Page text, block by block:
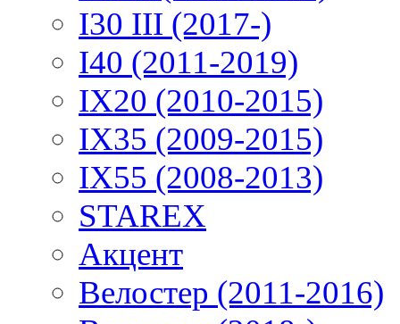
I30 III (2017-)
I40 (2011-2019)
IX20 (2010-2015)
IX35 (2009-2015)
IX55 (2008-2013)
STAREX
Акцент
Велостер (2011-2016)